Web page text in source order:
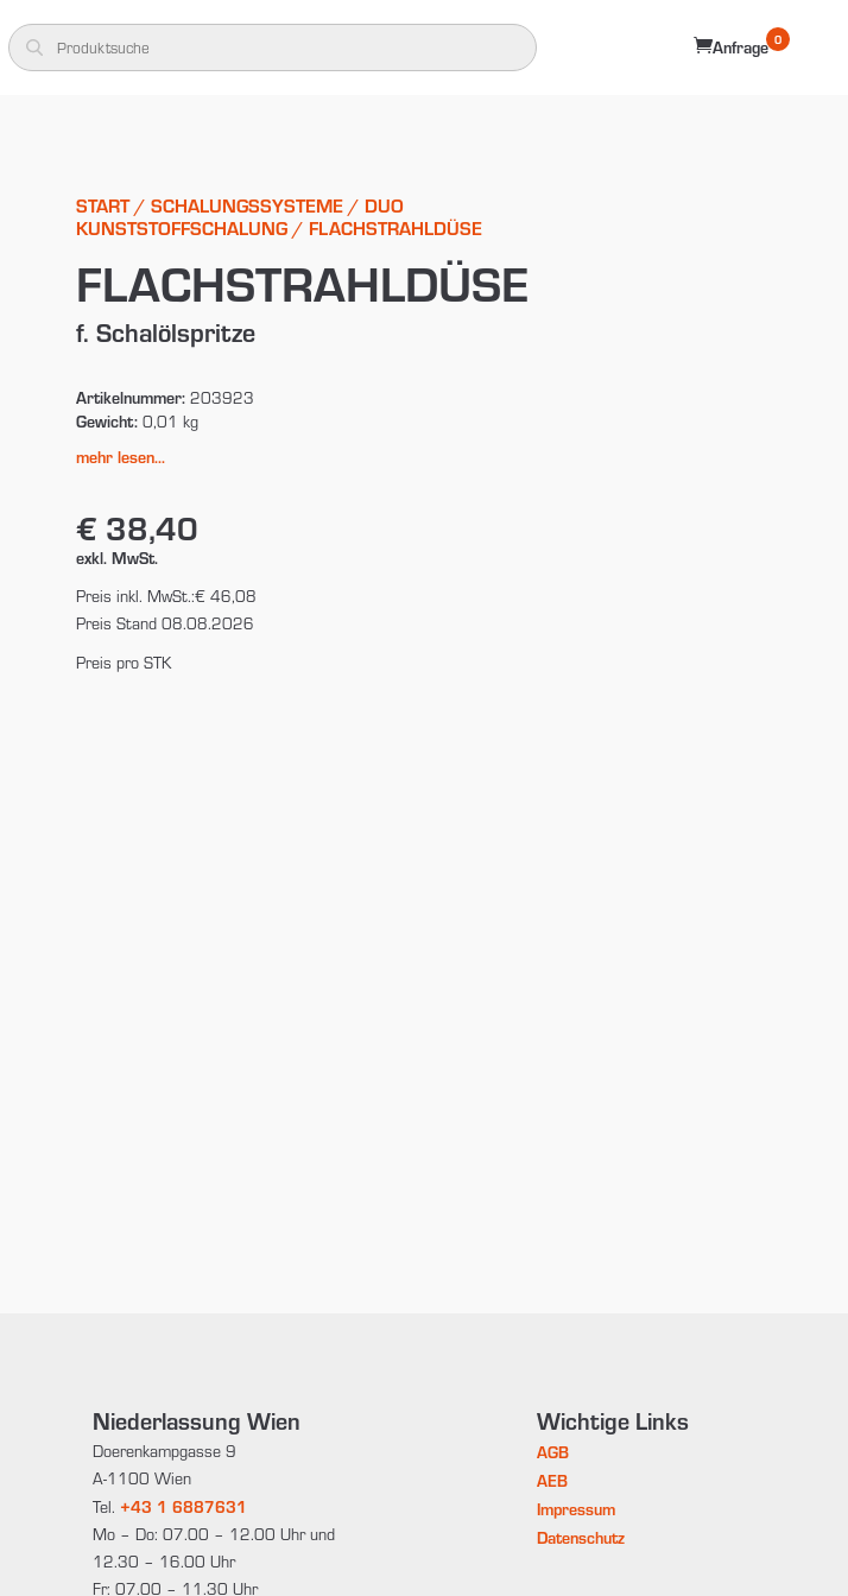
Anfrage 0
START/ SCHALUNGSSYSTEME/ DUO
KUNSTSTOFFSCHALUNG/ FLACHSTRAHLDÜSE
FLACHSTRAHLDÜSE
f. Schalölspritze
Artikelnummer:203923
Gewicht:0,01 kg
mehr lesen...
€ 38,40
exkl. MwSt.
Preis inkl. MwSt.:€ 46,08
Preis Stand 08.08.2026
Preis pro STK
Niederlassung Wien
Doerenkampgasse 9
A-1100 Wien
Tel. +43 1 6887631
Mo – Do: 07.00 – 12.00 Uhr und
12.30 – 16.00 Uhr
Fr: 07.00 – 11.30 Uhr
Wichtige Links
AGB
AEB
Impressum
Datenschutz